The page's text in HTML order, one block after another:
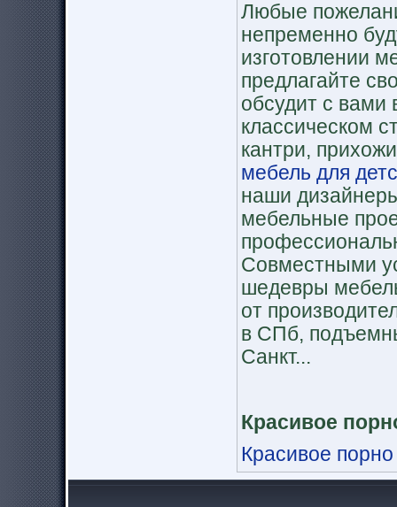
Любые
непременно
изготовлении
предлагайте
обсудит с вами
классическом
кантри,
мебель для
наши
мебельные
Совместными
шедевры
от
в СПб,
Санкт...
Красивое
Красивое порно